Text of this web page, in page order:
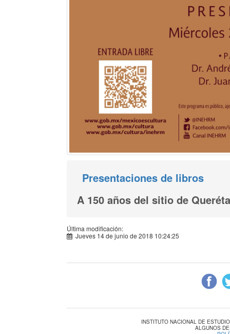
Presentaciones de libros
A 150 años del sitio de
Última modificación:
Jueves 14 de junio de 2018 10:24:25
INSTITUTO NACIONAL DE
ALGUNOS